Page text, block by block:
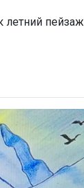
летний пейзаж